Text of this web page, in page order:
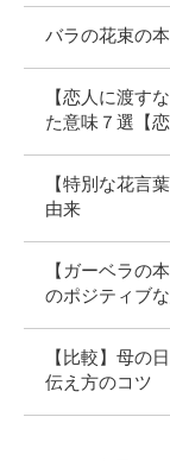
バラの花束の
【恋人に渡す
た意味７選【恋
【特別な花言
由来
【ガーベラの
のポジティブ
【比較】母の
伝え方のコツ